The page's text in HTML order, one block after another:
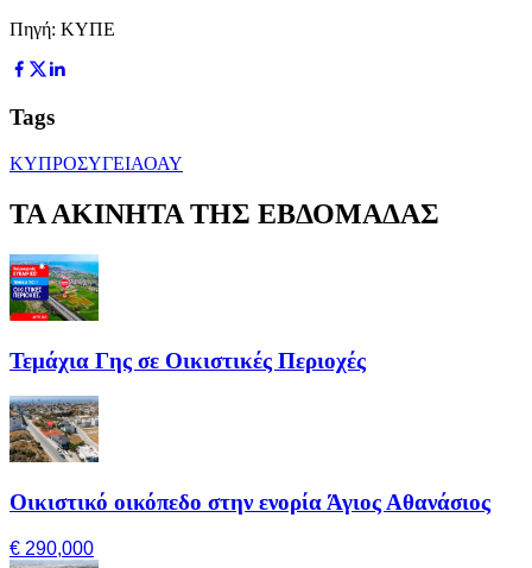
Πηγή: ΚΥΠΕ
Tags
ΚΥΠΡΟΣΥΓΕΙΑΟΑΥ
ΤΑ ΑΚΙΝΗΤΑ ΤΗΣ ΕΒΔΟΜΑΔΑΣ
Τεμάχια Γης σε Οικιστικές Περιοχές
Οικιστικό οικόπεδο στην ενορία Άγιος Αθανάσιος
€ 290,000